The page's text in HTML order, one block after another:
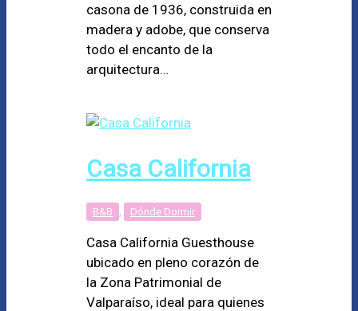
casona de 1936, construida en
madera y adobe, que conserva
todo el encanto de la
arquitectura…
Casa California
B&B Dónde Dormir
Casa California Guesthouse
ubicado en pleno corazón de
la Zona Patrimonial de
Valparaíso, ideal para quienes